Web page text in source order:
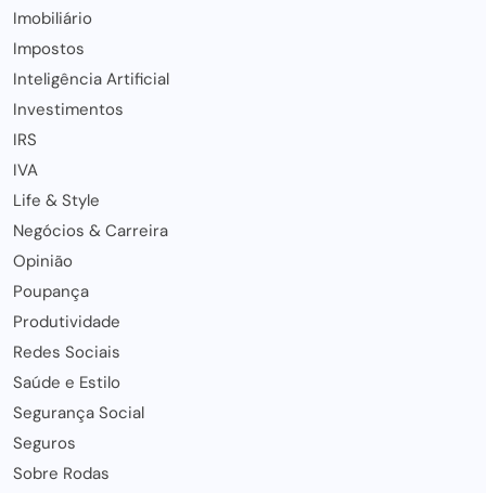
Imobiliário
Impostos
Inteligência Artificial
Investimentos
IRS
IVA
Life & Style
Negócios & Carreira
Opinião
Poupança
Produtividade
Redes Sociais
Saúde e Estilo
Segurança Social
Seguros
Sobre Rodas